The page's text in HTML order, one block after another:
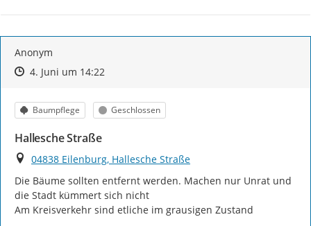
Anonym
Zeitpunkt des Erstellens
Zeitpunkt des Erstellens
4. Juni um 14:22Zur Äußerung
Kategorie
Baumpflege Status
Geschlossen
Hallesche Straße
Ort
04838 Eilenburg, Hallesche Straße
Die Bäume sollten entfernt werden. Machen nur Unrat und
die Stadt kümmert sich nicht
Am Kreisverkehr sind etliche im grausigen Zustand